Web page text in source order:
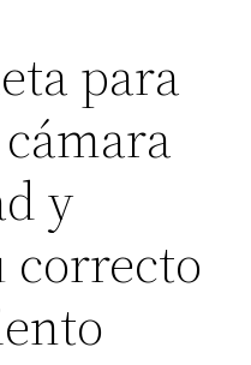
para
y
correcto